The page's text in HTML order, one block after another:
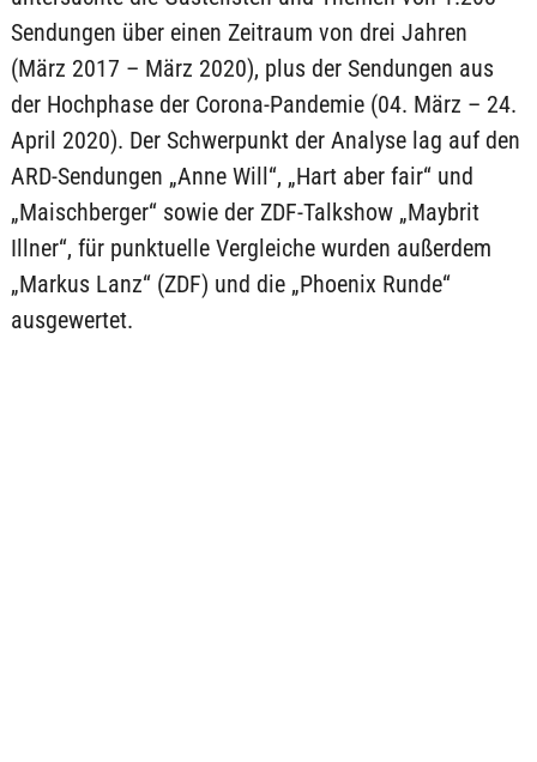
Sendungen über einen Zeitraum von drei Jahren
(März 2017 – März 2020), plus der Sendungen aus
der Hochphase der Corona-Pandemie (04. März – 24.
April 2020). Der Schwerpunkt der Analyse lag auf den
ARD-Sendungen „Anne Will“, „Hart aber fair“ und
„Maischberger“ sowie der ZDF-Talkshow „Maybrit
Illner“, für punktuelle Vergleiche wurden außerdem
„Markus Lanz“ (ZDF) und die „Phoenix Runde“
ausgewertet.